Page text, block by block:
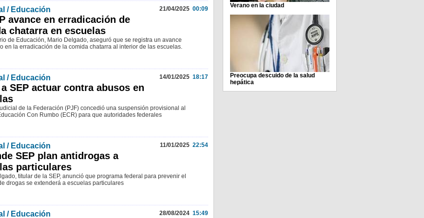
/ Educación 21/04/202500:09
avance en erradicación de
chatarra en escuelas
de Educación, Mario Delgado, aseguró que se registra un avance
en la erradicación de la comida chatarra al interior de las escuelas.
/ Educación 14/01/202518:17
SEP actuar contra abusos en
de la Federación (PJF) concedió una suspensión provisional al
Con Rumbo (ECR) para que autoridades federales
/ Educación 11/01/202522:54
SEP plan antidrogas a
particulares
titular de la SEP, anunció que programa federal para prevenir el
drogas se extenderá a escuelas particulares
/ Educación 28/08/202415:49
Verano en la ciudad
Preocupa descuido de la salud
hepática